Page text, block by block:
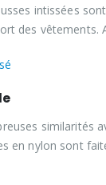
intissées
des vêtements.
similarités
en nylon sont